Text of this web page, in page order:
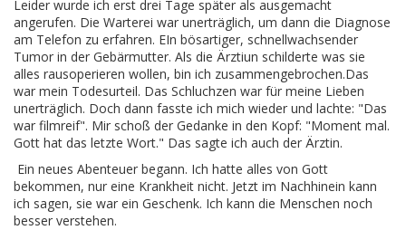
Leider wurde ich erst drei Tage später als ausgemacht
angerufen. Die Warterei war unerträglich, um dann die Diagnose
am Telefon zu erfahren. EIn bösartiger, schnellwachsender
Tumor in der Gebärmutter. Als die Ärztiun schilderte was sie
alles rausoperieren wollen, bin ich zusammengebrochen.Das
war mein Todesurteil. Das Schluchzen war für meine Lieben
unerträglich. Doch dann fasste ich mich wieder und lachte: "Das
war filmreif". Mir schoß der Gedanke in den Kopf: "Moment mal.
Gott hat das letzte Wort." Das sagte ich auch der Ärztin.
Ein neues Abenteuer begann. Ich hatte alles von Gott
bekommen, nur eine Krankheit nicht. Jetzt im Nachhinein kann
ich sagen, sie war ein Geschenk. Ich kann die Menschen noch
besser verstehen.